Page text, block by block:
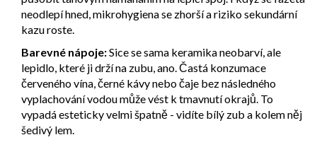
neodlepí hned, mikrohygiena se zhorší a riziko sekundární
kazu roste.
Barevné nápoje:Sice se sama keramika neobarví, ale
lepidlo, které ji drží na zubu, ano. Častá konzumace
červeného vína, černé kávy nebo čaje bez následného
vyplachování vodou může vést k tmavnutí okrajů. To
vypadá esteticky velmi špatně - vidíte bílý zub a kolem něj
šedivý lem.